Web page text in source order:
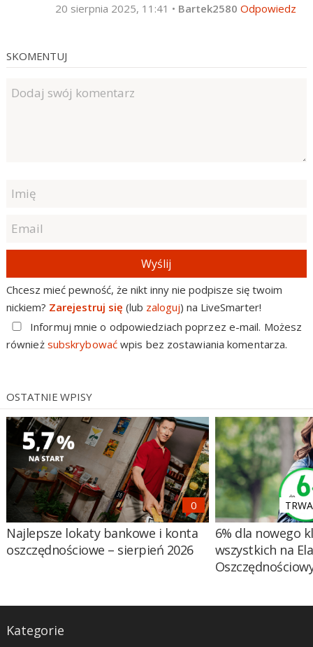
20 sierpnia 2025, 11:41 • Bartek2580 Odpowiedz
SKOMENTUJ
Wyślij
Chcesz mieć pewność, że nikt inny nie podpisze się twoim
nickiem? Zarejestruj się (lub zaloguj) na LiveSmarter!
Informuj mnie o odpowiedziach poprzez e-mail. Możesz
również subskrybowaćwpis bez zostawiania komentarza.
OSTATNIE WPISY
Najlepsze lokaty bankowe i konta
oszczędnościowe – sierpień 2026
6% dla nowego
wszystkich na
Kategorie